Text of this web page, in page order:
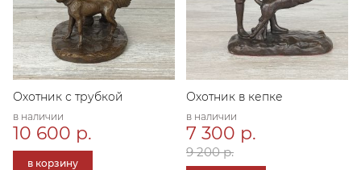
Охотник с трубкой
в наличии
10 600 р.
в корзину
Охотник в кепке
в наличии
7 300 р.
9 200 р.